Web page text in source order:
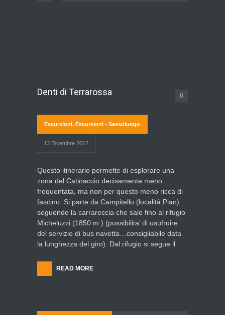
Denti di Terrarossa 0
Escursioni, Escursioni - Sassolungo
13 Dicembre 2012
Questo itinerario permette di esplorare una
zona del Catinaccio decisamente meno
frequentata, ma non per questo meno ricca di
fascino. Si parte da Campitello (località Pian)
seguendo la carrareccia che sale fino al rifugio
Micheluzzi (1850 m.) (possibilita’ di usufruire
del servizio di bus navetta…consigliabile data
la lunghezza del giro). Dal rifugio si segue il
READ MORE